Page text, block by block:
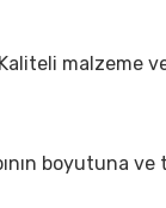
malzeme
boyutuna ve